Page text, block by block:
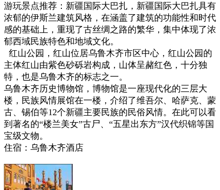
游玩景点推荐： 新疆国际大巴扎，新疆国际大巴扎具有
浓郁的伊斯兰建筑风格，在涵盖了建筑的功能性和时代
感的基础上，重现了古丝绸之路的繁华，集中体现了浓
郁西域民族特色和地域文化。
红山公园，红山位居乌鲁木齐市区中心，红山公园的
主体红山由紫色砂砾岩构成，山体呈赭红色，十分独
特，也是乌鲁木齐的标志之一。
乌鲁木齐历史博物馆，博物馆是一座现代化的三层大
楼，民族风情展馆在一楼，介绍了维吾尔、哈萨克、蒙
古、锡伯等12个新疆主要民族的民俗风情。在此可以看
到著名的“楼兰美女”古尸、“五星出东方”汉代织锦等国
宝级文物。
住宿：乌鲁木齐酒店